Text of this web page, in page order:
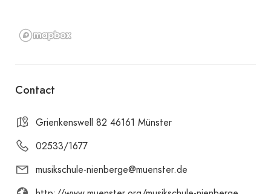
Contact
Grienkenswell 82 46161 Münster
02533/1677
musikschule-nienberge@muenster.de